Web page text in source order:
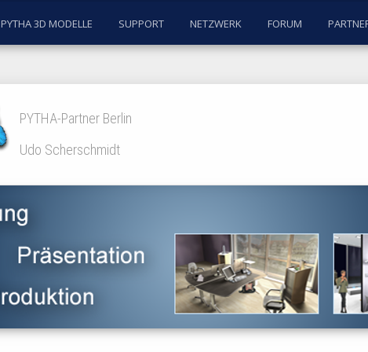
PYTHA 3D MODELLE SUPPORT NETZWERK FORUM
PYTHA-Partner Berlin
Udo Scherschmidt